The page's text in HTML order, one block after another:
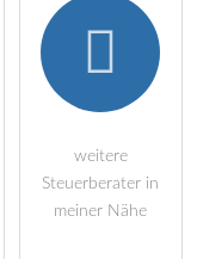
genommen.
sindfür alle
weitere
Steuerberater in
meiner Nähe